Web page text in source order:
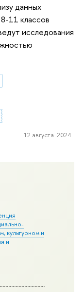
культурном и
и
данных
11 классов
исследования
12 августа 2024